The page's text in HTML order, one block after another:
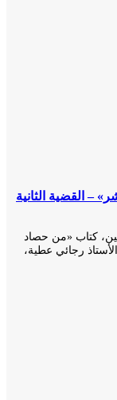
الثانية
«من حصاد
رجائي عطية،